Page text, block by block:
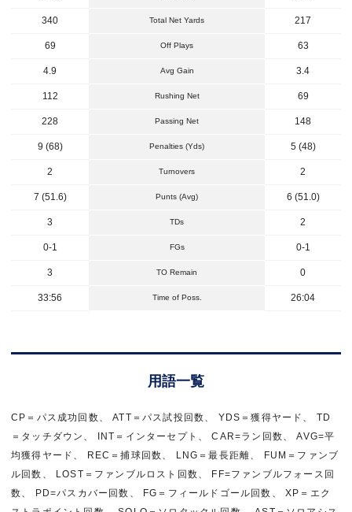
340 Total Net Yards 217
69 Off Plays 63
4.9 Avg Gain 3.4
112 Rushing Net 69
228 Passing Net 148
9 (68) Penalties (Yds) 5 (48)
2 Turnovers 2
7 (51.6) Punts (Avg) 6 (51.0)
3 TDs 2
0-1 FGs 0-1
3 TO Remain 0
33:56 Time of Poss. 26:04
用語一覧
CP＝パス成功回数、 ATT＝パス試投回数、 YDS＝獲得ヤード、 TD
＝タッチダウン、 INT＝インターセプト、 CAR=ラン回数、 AVG=平
均獲得ヤード、 REC＝捕球回数、 LNG＝最長距離、 FUM＝ファンブ
ル回数、 LOST＝ファンブルロスト回数、 FF=ファンブルフォース回
数、 PD=パスカバー回数、 FG＝フィールドゴール回数、 XP＝エク